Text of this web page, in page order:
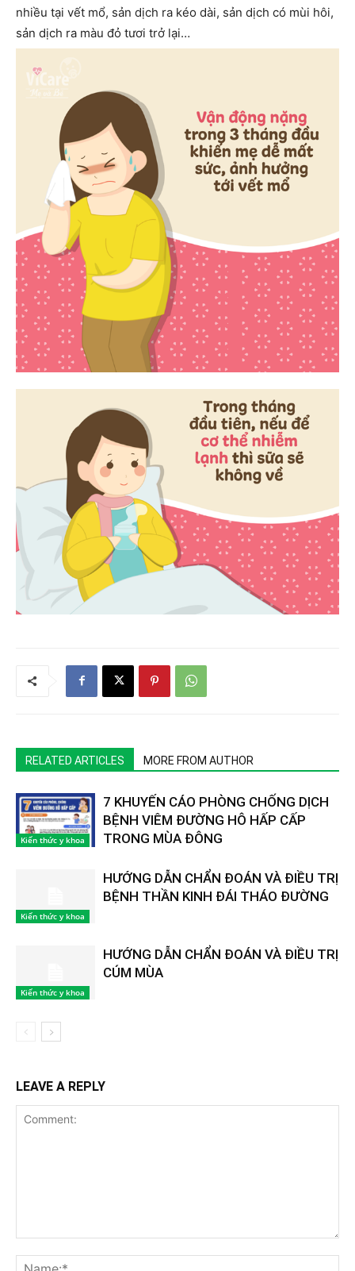
nhiều tại vết mổ, sản dịch ra kéo dài, sản dịch có mùi hôi,
sản dịch ra màu đỏ tươi trở lại…
RELATED ARTICLES MORE FROM AUTHOR
Kiến thức y khoa
7 KHUYẾN CÁO PHÒNG CHỐNG DỊCH
BỆNH VIÊM ĐƯỜNG HÔ HẤP CẤP
TRONG MÙA ĐÔNG
Kiến thức y khoa
HƯỚNG DẪN CHẨN ĐOÁN VÀ ĐIỀU TRỊ
BỆNH THẦN KINH ĐÁI THÁO ĐƯỜNG
Kiến thức y khoa
HƯỚNG DẪN CHẨN ĐOÁN VÀ ĐIỀU TRỊ
CÚM MÙA
LEAVE A REPLY